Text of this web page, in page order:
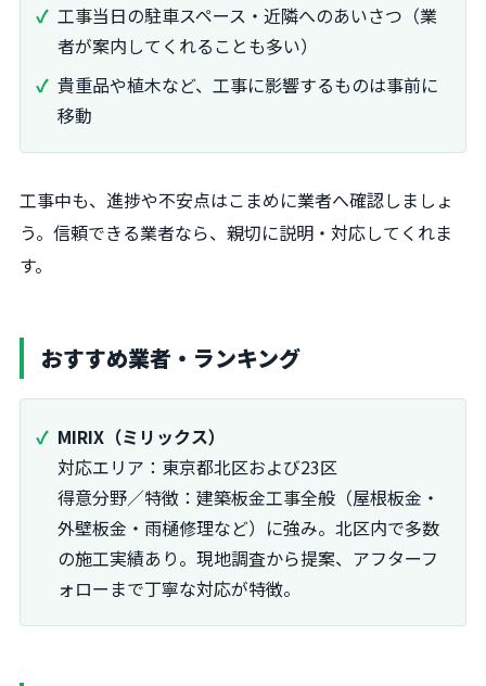
工事当日の駐車スペース・近隣へのあいさつ（業
者が案内してくれることも多い）
貴重品や植木など、工事に影響するものは事前に
移動
工事中も、進捗や不安点はこまめに業者へ確認しましょ
う。信頼できる業者なら、親切に説明・対応してくれま
す。
おすすめ業者・ランキング
MIRIX（ミリックス）
対応エリア：東京都北区および23区
得意分野／特徴：建築板金工事全般（屋根板金・
外壁板金・雨樋修理など）に強み。北区内で多数
の施工実績あり。現地調査から提案、アフターフ
ォローまで丁寧な対応が特徴。